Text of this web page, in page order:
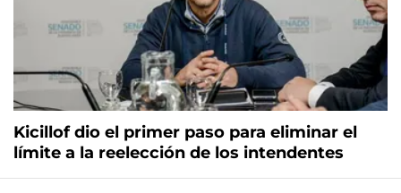
Kicillof dio el primer paso para eliminar el
límite a la reelección de los intendentes